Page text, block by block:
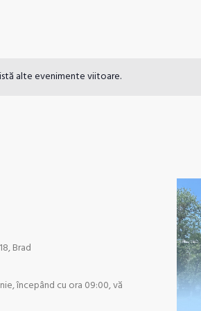
alte evenimente viitoare.
Brad
începând cu ora 09:00, vă